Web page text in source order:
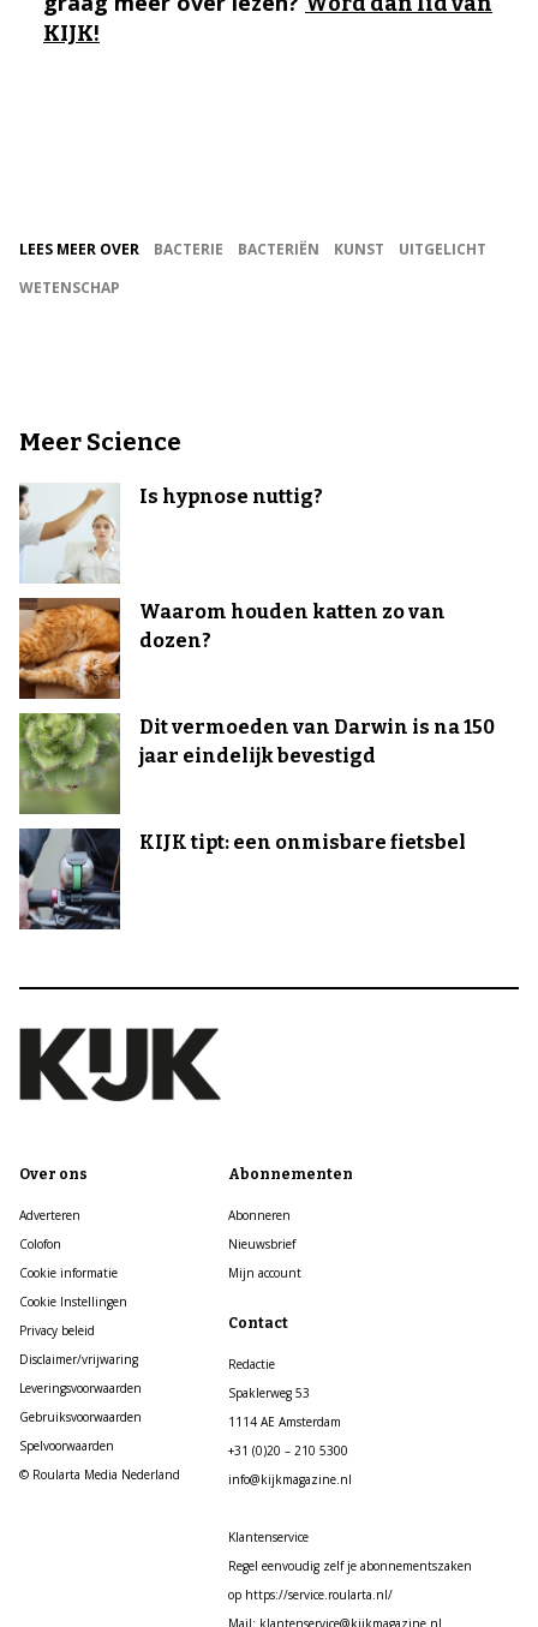
KIJK!
LEES MEER OVER BACTERIE BACTERIËN KUNST
UITGELICHT
WETENSCHAP
Meer Science
Is hypnose nuttig?
Waarom houden katten zo van
dozen?
Dit vermoeden van Darwin is na 150
jaar eindelijk bevestigd
KIJK tipt: een onmisbare fietsbel
Over ons
Adverteren
Colofon
Cookie informatie
Cookie Instellingen
Privacy beleid
Disclaimer/vrijwaring
Leveringsvoorwaarden
Gebruiksvoorwaarden
Spelvoorwaarden
© Roularta Media Nederland
Abonnementen
Abonneren
Nieuwsbrief
Mijn account
Contact
Redactie
Spaklerweg 53
1114 AE Amsterdam
+31 (0)20 – 210 5300
info@kijkmagazine.nl
Klantenservice
Regel eenvoudig zelf je abonnementszaken
op https://service.roularta.nl/
Mail: klantenservice@kijkmagazine.nl